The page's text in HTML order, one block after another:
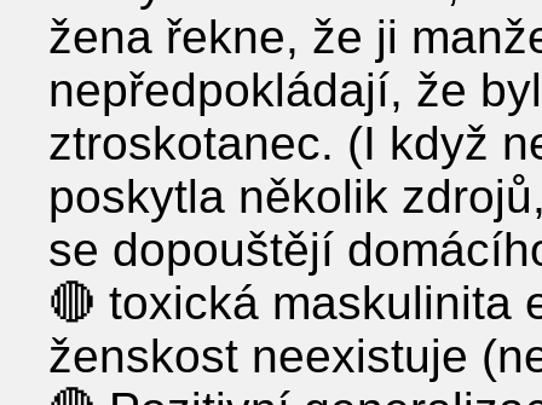
žena řekne, že ji
nepředpokládají, že
ztroskotanec. (I když
poskytla několik
se dopouštějí
🔴 toxická maskulinita
ženskost neexistuje